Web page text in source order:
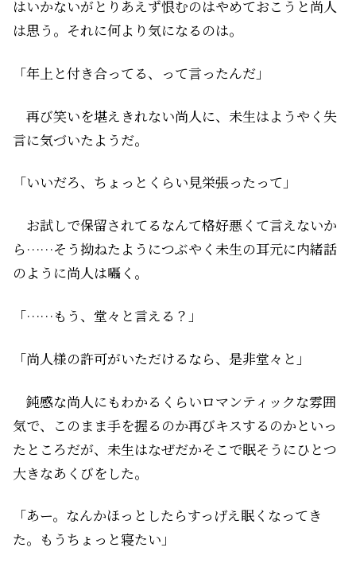
はいかないがとりあえず恨むのはやめておこうと尚人
は思う。それに何より気になるのは――。
「年上と付き合ってる、って言ったんだ」
再び笑いを堪えきれない尚人に、未生はようやく失
言に気づいたようだ。
「いいだろ、ちょっとくらい見栄張ったって」
お試しで保留されてるなんて格好悪くて言えないか
ら……そう拗ねたようにつぶやく未生の耳元に内緒話
のように尚人は囁く。
「……もう、堂々と言える？」
「尚人様の許可がいただけるなら、是非堂々と」
鈍感な尚人にもわかるくらいロマンティックな雰囲
気で、このまま手を握るのか再びキスするのかといっ
たところだが、未生はなぜだかそこで眠そうにひとつ
大きなあくびをした。
「あー。なんかほっとしたらすっげえ眠くなってき
た。もうちょっと寝たい」